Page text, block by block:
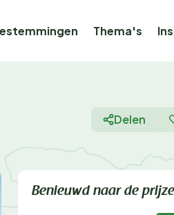
Thema's
Delen
Benieuwd naar de